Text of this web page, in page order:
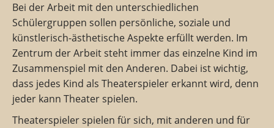
Bei der Arbeit mit den unterschiedlichen
Schülergruppen sollen persönliche, soziale und
künstlerisch-ästhetische Aspekte erfüllt werden. Im
Zentrum der Arbeit steht immer das einzelne Kind im
Zusammenspiel mit den Anderen. Dabei ist wichtig,
dass jedes Kind als Theaterspieler erkannt wird, denn
jeder kann Theater spielen.
Theaterspieler spielen für sich, mit anderen und für